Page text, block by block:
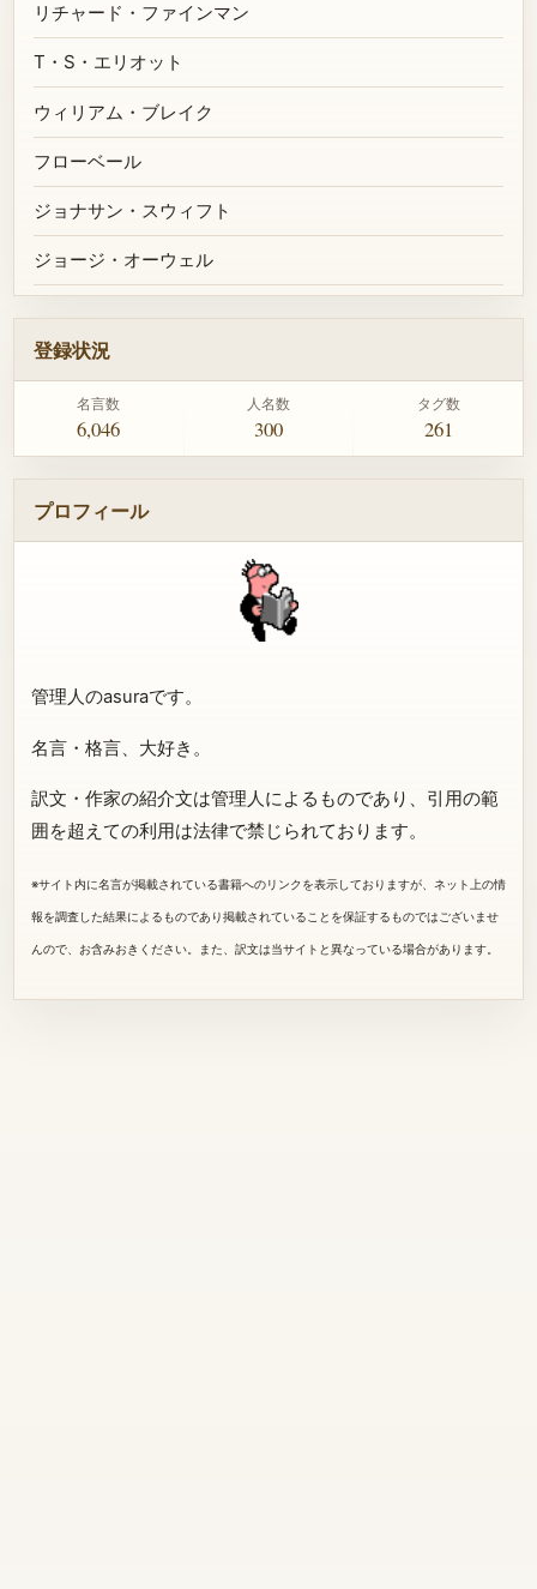
リチャード・ファインマン
T・S・エリオット
ウィリアム・ブレイク
フローベール
ジョナサン・スウィフト
ジョージ・オーウェル
登録状況
名言数
6,046
人名数
300
タグ数
261
プロフィール
管理人のasuraです。
名言・格言、大好き。
訳文・作家の紹介文は管理人によるものであり、引用の範
囲を超えての利用は法律で禁じられております。
※サイト内に名言が掲載されている書籍へのリンクを表示しておりますが、ネット上の情
報を調査した結果によるものであり掲載されていることを保証するものではございませ
んので、お含みおきください。また、訳文は当サイトと異なっている場合があります。